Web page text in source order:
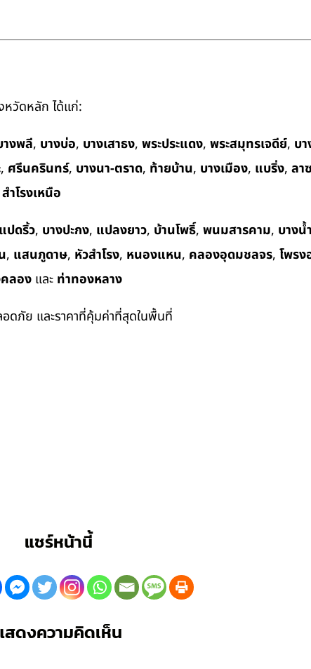
หวัดหลัก ได้แก่:
างพลี, บางบ่อ, บางเสาธง, พระประแดง, พระสมุทรเจดีย์, บ
, ศรีนครินทร์, บางนา-ตราด, ท้ายบ้าน, บางเมือง, แบริ่ง, ลา
สำโรงเหนือ
แปดริ้ว, บางปะกง, แปลงยาว, บ้านโพธิ์, พนมสารคาม, บางน้
, แสนภูดาษ, หัวสำโรง, หนองแหน, คลองอุดมชลจร, โพรง
ลอง และ ท่าทองหลาง
อดภัย และราคาที่คุ้มค่าที่สุดในพื้นที่
แชร์หน้านี้
สดงความคิดเห็น